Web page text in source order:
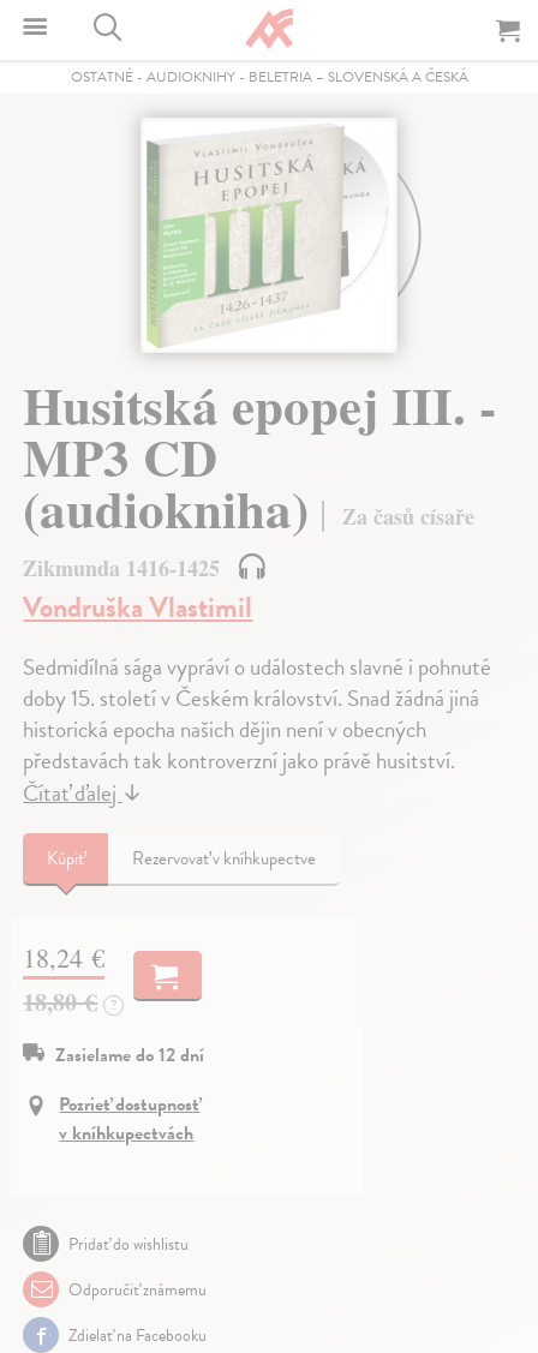
OSTATNÉ- AUDIOKNIHY- BELETRIA – SLOVENSKÁ A ČESKÁ
Husitská epopej III. -
MP3 CD
(audiokniha)
Za časů císaře
Zikmunda 1416-1425
Vondruška Vlastimil
Sedmidílná sága vypráví o událostech slavné i pohnuté
doby 15. století v Českém království. Snad žádná jiná
historická epocha našich dějin není v obecných
představách tak kontroverzní jako právě husitství.
Čítať ďalej↓
Kúpiť Rezervovať v kníhkupectve
18,24 €
18,80 € ?
Zasielame do 12 dní
Pozrieť dostupnosť
v kníhkupectvách
Pridať do wishlistu
Odporučiť známemu
Zdielať na Facebooku